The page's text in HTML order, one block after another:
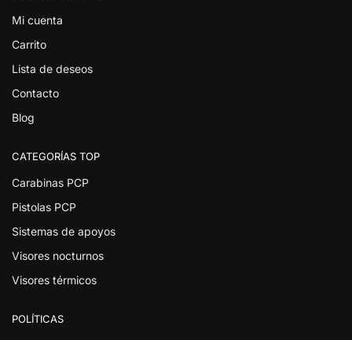
Mi cuenta
Carrito
Lista de deseos
Contacto
Blog
CATEGORÍAS TOP
Carabinas PCP
Pistolas PCP
Sistemas de apoyos
Visores nocturnos
Visores térmicos
POLÍTICAS